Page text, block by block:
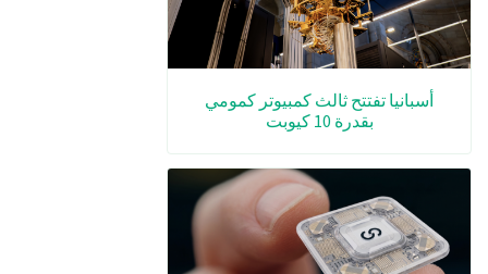
أسبانيا تفتتح ثالث كمبيوتر كمومي
بقدرة 10 كيوبت